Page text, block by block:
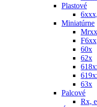
Plastové
Miniatúrne
F6xx
60x
62x
63x
Palcové
Rx,